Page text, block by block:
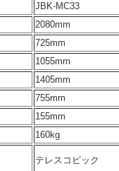
JBK-MC33
2080mm
725mm
1055mm
1405mm
755mm
155mm
160kg
テレスコピック